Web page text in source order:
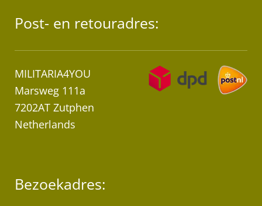
Post- en retouradres:
MILITARIA4YOU
Marsweg 111a
7202AT Zutphen
Netherlands
Bezoekadres: